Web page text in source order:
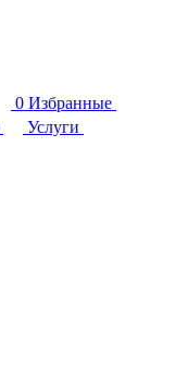
0 Избранные
Услуги